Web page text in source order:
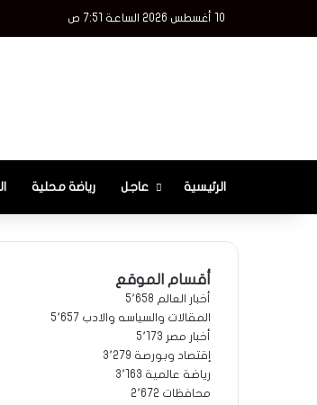
10 أغسطس 2026 الساعة 7:51 ص
الرئيسية عاجل رياضة محلية
أقسام الموقع
أخبار العالم 5٬658
المقالات والسياسه والادب 5٬657
أخبار مصر 5٬173
إقتصاد وبورصة 3٬279
رياضة عالمية 3٬163
محافظات 2٬672